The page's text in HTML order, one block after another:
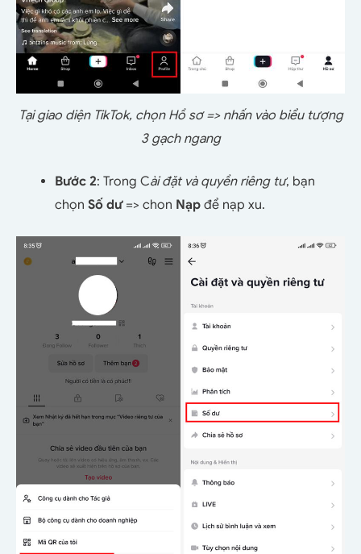
Tại giao diện TikTok, chọn Hồ sơ => nhấn vào biểu tượng
3 gạch ngang
Bước 2: Trong Cài đặt và quyền riêng tư, bạn
chọn Số dư=> chon Nạp để nạp xu.